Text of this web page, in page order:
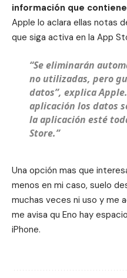
información que
Apple lo aclara ellas notas
que siga activa en la App
“Se eliminarán
no utilizadas, pero
datos”, explica
aplicación los datos
la aplicación esté
Store.”
Una opción mas que
menos en mi caso, suelo
muchas veces ni uso y me
me avisa qu Eno hay
iPhone.